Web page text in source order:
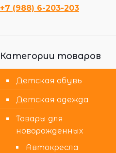
+7 (988) 6-203-203
Категории товаров
Детская обувь
Детская одежда
Товары для
новорожденных
Автокресла